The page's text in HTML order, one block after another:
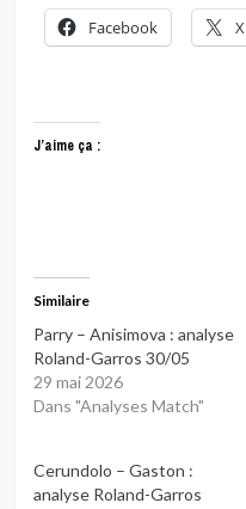
Facebook X
J’aime ça :
Similaire
Parry – Anisimova : analyse
Roland-Garros 30/05
29 mai 2026
Dans "Analyses Match"
Cerundolo – Gaston :
analyse Roland-Garros